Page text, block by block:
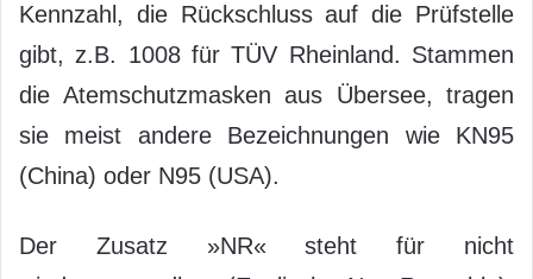
Kennzahl, die Rückschluss auf die Prüfstelle
gibt, z.B. 1008 für TÜV Rheinland. Stammen
die Atemschutzmasken aus Übersee, tragen
sie meist andere Bezeichnungen wie KN95
(China) oder N95 (USA).
Der Zusatz »NR« steht für nicht